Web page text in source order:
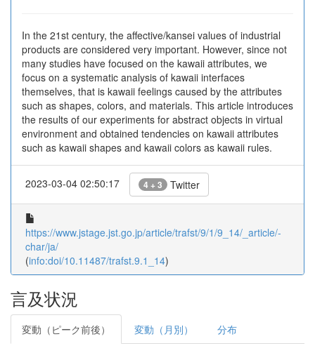
In the 21st century, the affective/kansei values of industrial
products are considered very important. However, since not
many studies have focused on the kawaii attributes, we
focus on a systematic analysis of kawaii interfaces
themselves, that is kawaii feelings caused by the attributes
such as shapes, colors, and materials. This article introduces
the results of our experiments for abstract objects in virtual
environment and obtained tendencies on kawaii attributes
such as kawaii shapes and kawaii colors as kawaii rules.
2023-03-04 02:50:17 4 + 3 Twitter
https://www.jstage.jst.go.jp/article/trafst/9/1/9_14/_article/-
char/ja/
(info:doi/10.11487/trafst.9.1_14)
言及状況
変動（ピーク前後） 変動（月別） 分布